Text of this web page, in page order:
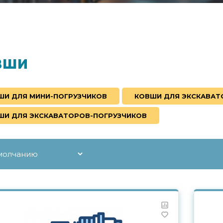
ДЛЯ МИНИ-ПОГРУЗЧИКОВ КОВШИ ДЛЯ
ДЛЯ ЭКСКАВАТОРОВ-ПОГРУЗЧИКОВ